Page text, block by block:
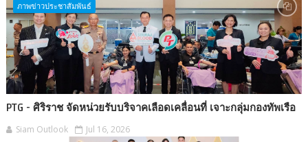
ภาพข่าวประชาสัมพันธ์
PTG - ศิริราช จัดหน่วยรับบริจาคเลือดเคลื่อนที่ เจาะกลุ่มกองทัพเรือ
Siam Outlook Jul 16, 2026